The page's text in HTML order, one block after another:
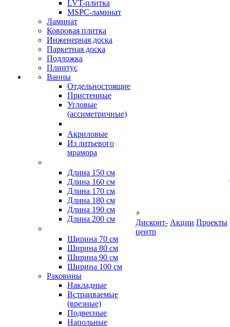
LVT-плитка
MSPC-ламинат
Ламинат
Ковровая плитка
Инженерная доска
Паркетная доска
Подложка
Плинтус
Ванны
Отдельностоящие
Пристенные
Угловые
(ассиметричные)
Акриловые
Из литьевого
мрамора
Длина 150 см
Длина 160 см
Длина 170 см
Длина 180 см
Длина 190 см
Длина 200 см
Ширина 70 см
Ширина 80 см
Ширина 90 см
Ширина 100 см
Раковины
Накладные
Встраиваемые
(врезные)
Подвесные
Напольные
Дисконт-
центр
Акции Проекты